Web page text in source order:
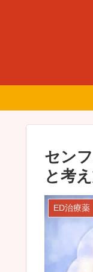
セン
と考
ED治療薬